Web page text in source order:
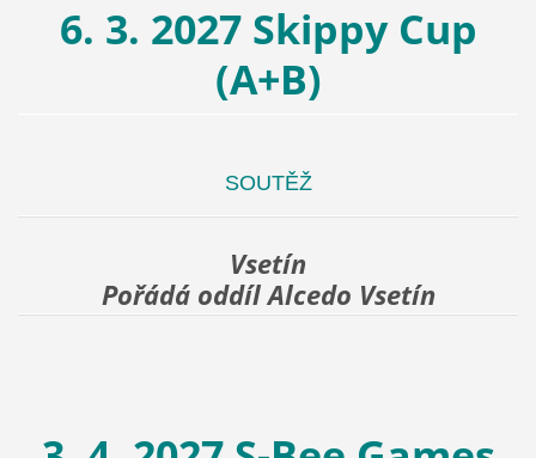
6. 3. 2027 Skippy Cup
(A+B)
SOUTĚŽ
Vsetín
Pořádá oddíl Alcedo Vsetín